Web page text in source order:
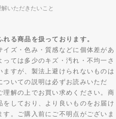
解いただきたいこと
る商品を扱っております。
イズ・色み・質感などに個体差があ
っては多少のキズ・汚れ・不均一さ
ますが、製法上避けられないものは
ついての説明は必ずお読みいただ
理解の上でお買い求めください。商
しており、より良いものをお届け
。ご購入前にご不明点がございま